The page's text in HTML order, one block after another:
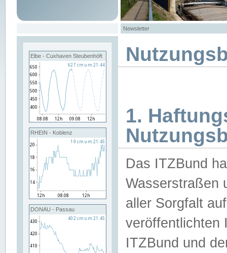
Newsletter
Elbe - Cuxhaven Steubenhöft
RHEIN - Koblenz
DONAU - Passau
1.
Das ITZBund
Wasserstraßen
aller Sorgfalt
veröffentlichten
ITZBund und